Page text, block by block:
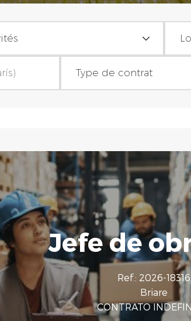
inmobiliaria sostenible
y contratación
in situ
y multiservicios
electrónica
Tipo de contrato
Type de contrat
CONTRATO
Prácticas
V.I.E
Jefe de
Ref.: 2026-18316
Briare
CONTRATO